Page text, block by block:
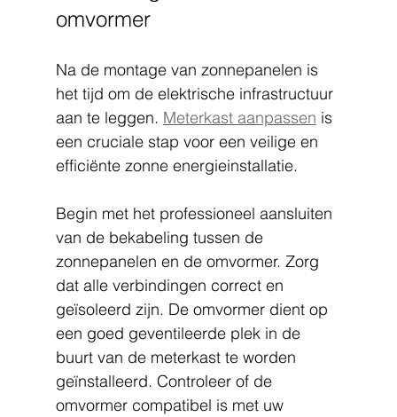
omvormer
Na de montage van zonnepanelen is
het tijd om de elektrische infrastructuur
aan te leggen. Meterkast aanpassen is
een cruciale stap voor een veilige en
efficiënte zonne energieinstallatie.
Begin met het professioneel aansluiten
van de bekabeling tussen de
zonnepanelen en de omvormer. Zorg
dat alle verbindingen correct en
geïsoleerd zijn. De omvormer dient op
een goed geventileerde plek in de
buurt van de meterkast te worden
geïnstalleerd. Controleer of de
omvormer compatibel is met uw